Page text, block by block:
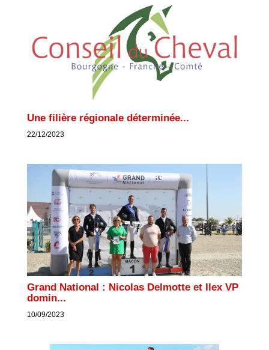
Une filière régionale déterminée...
22/12/2023
Grand National : Nicolas Delmotte et Ilex VP
domin...
10/09/2023